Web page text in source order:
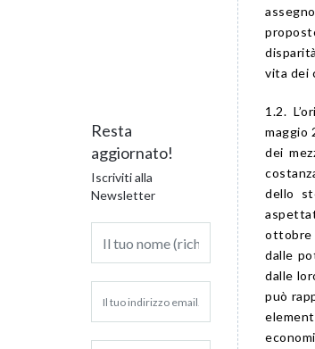
Resta
aggiornato!
Iscriviti alla
Newsletter
vita dei
1.2.
maggio
dei
dello
ottobre
dalle
dalle
può